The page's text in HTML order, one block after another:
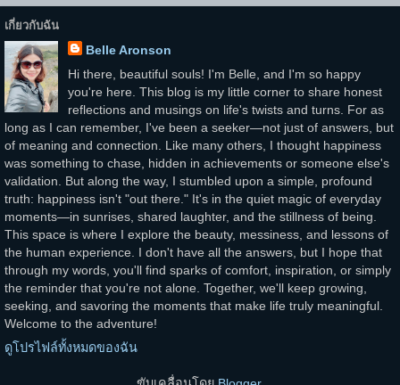
เกี่ยวกับฉัน
Belle Aronson
Hi there, beautiful souls! I'm Belle, and I'm so happy
you're here. This blog is my little corner to share honest
reflections and musings on life's twists and turns. For as
long as I can remember, I've been a seeker—not just of answers, but
of meaning and connection. Like many others, I thought happiness
was something to chase, hidden in achievements or someone else's
validation. But along the way, I stumbled upon a simple, profound
truth: happiness isn't "out there." It's in the quiet magic of everyday
moments—in sunrises, shared laughter, and the stillness of being.
This space is where I explore the beauty, messiness, and lessons of
the human experience. I don't have all the answers, but I hope that
through my words, you'll find sparks of comfort, inspiration, or simply
the reminder that you're not alone. Together, we'll keep growing,
seeking, and savoring the moments that make life truly meaningful.
Welcome to the adventure!
ดูโปรไฟล์ทั้งหมดของฉัน